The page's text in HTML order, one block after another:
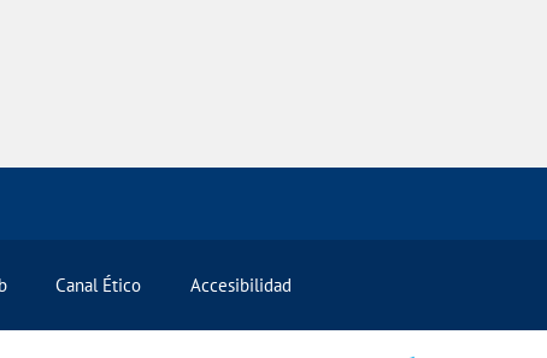
Canal Ético Accesibilidad